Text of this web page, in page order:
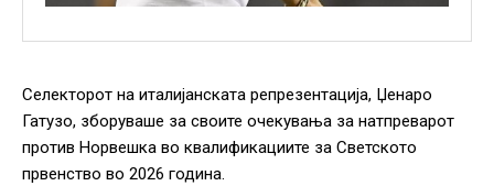
Селекторот на италијанската репрезентација, Џенаро
Гатузо, зборуваше за своите очекувања за натпреварот
против Норвешка во квалификациите за Светското
првенство во 2026 година.